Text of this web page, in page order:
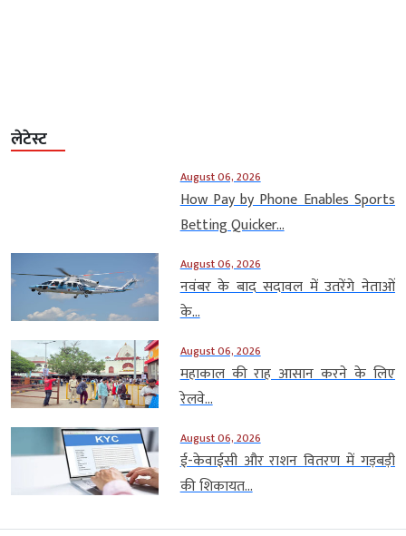
लेटेस्ट
August 06, 2026
How Pay by Phone Enables Sports
Betting Quicker...
August 06, 2026
नवंबर के बाद सदावल में उतरेंगे नेताओं
के...
August 06, 2026
महाकाल की राह आसान करने के लिए
रेलवे...
August 06, 2026
ई-केवाईसी और राशन वितरण में गड़बड़ी
की शिकायत...